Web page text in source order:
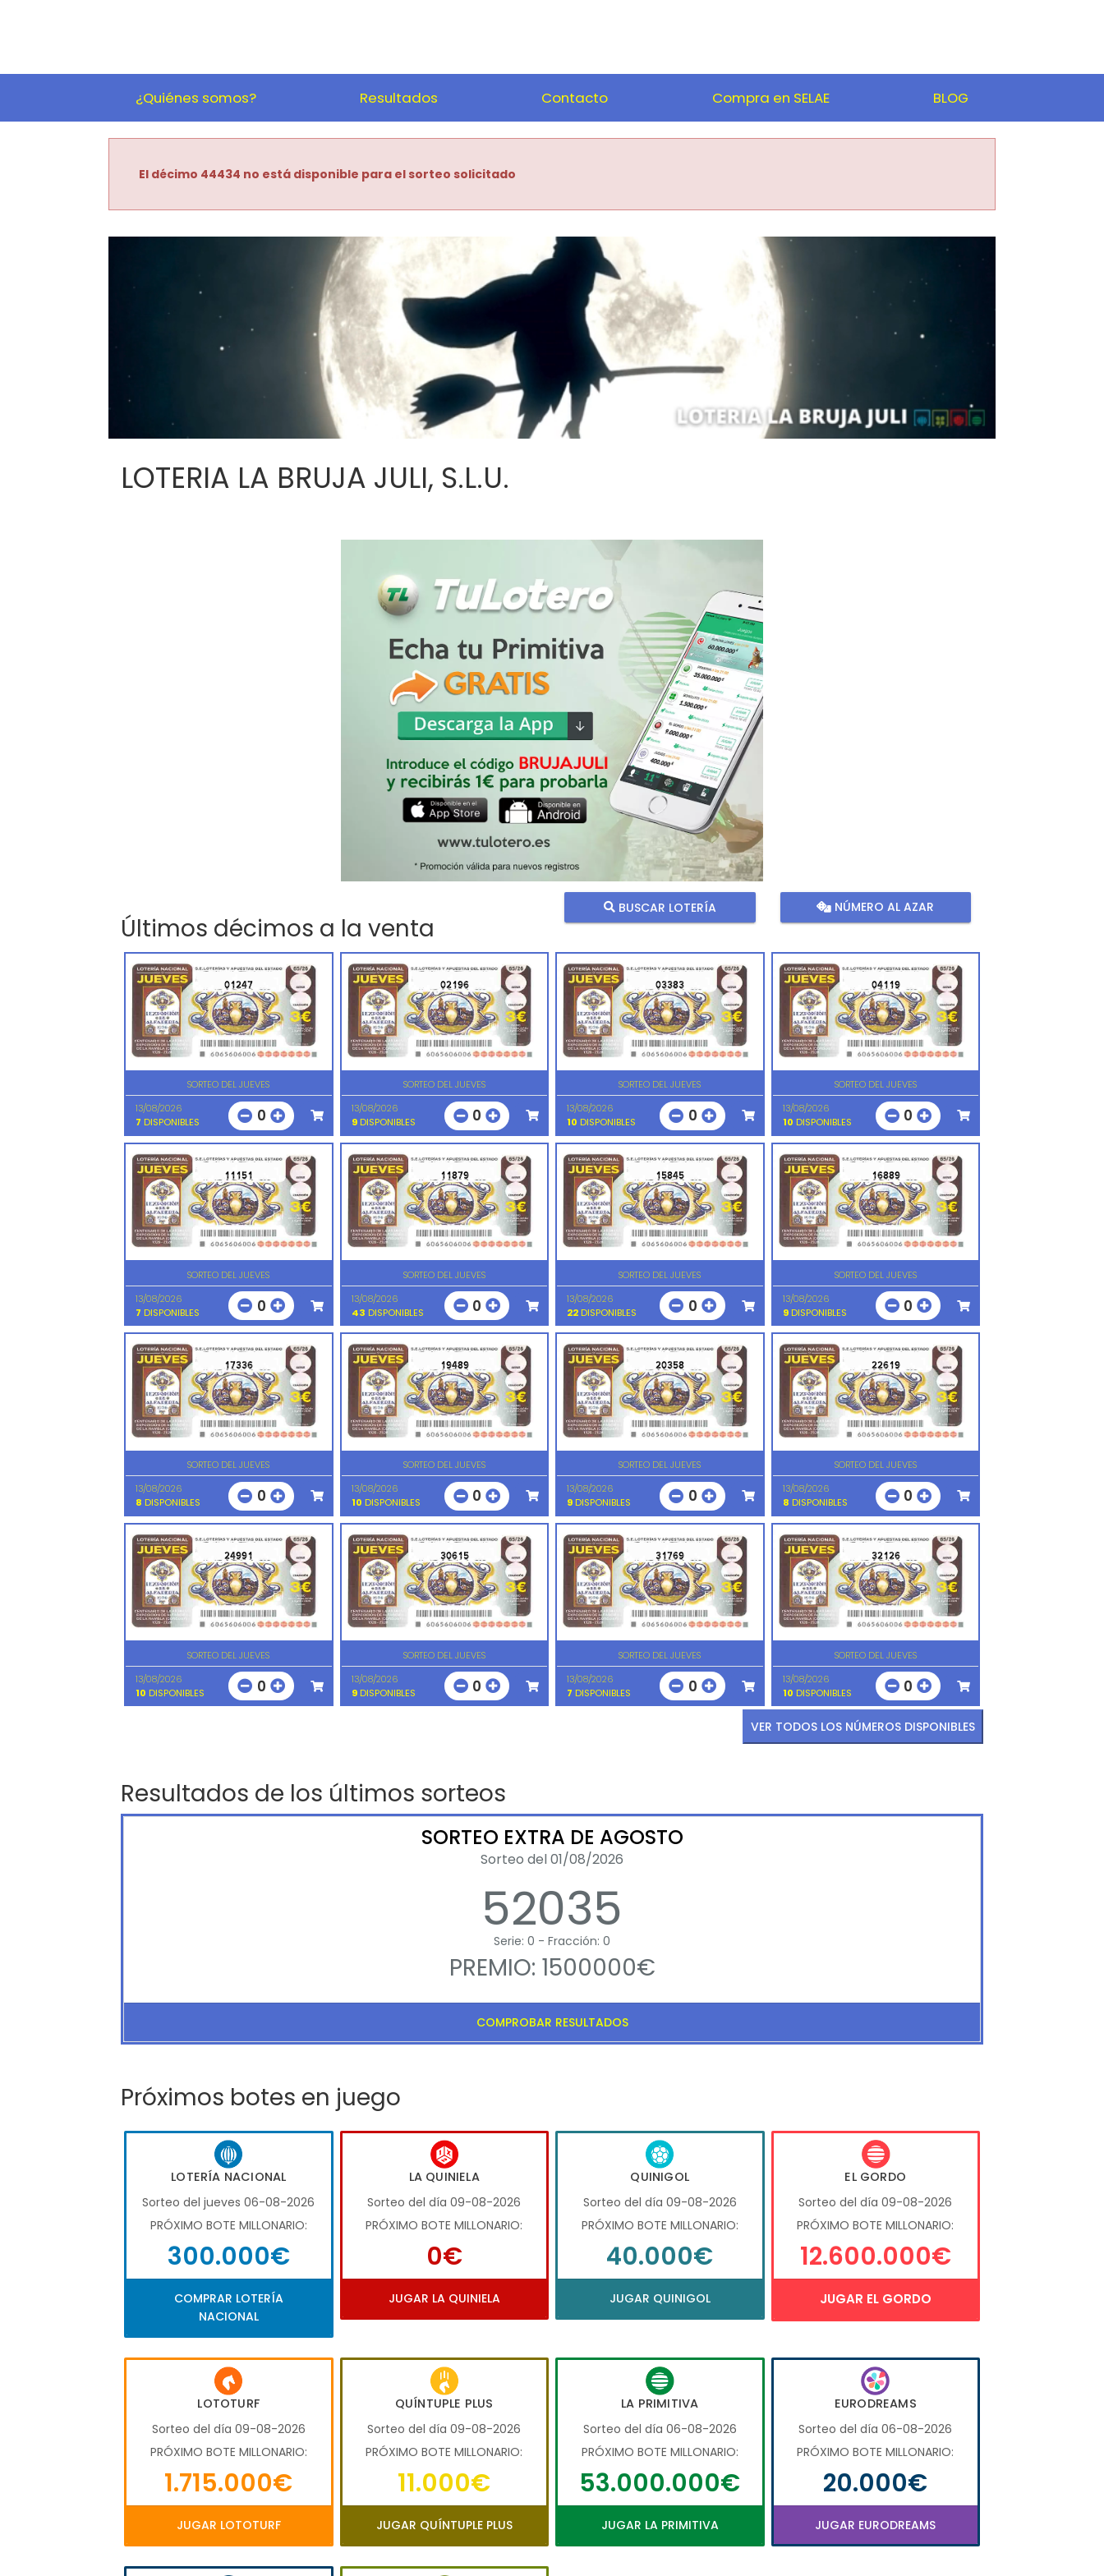
¿Quiénes somos? Resultados Contacto Compra en SELAE BLOG
El décimo 44434 no está disponible para el sorteo solicitado
LOTERIA LA BRUJA JULI, S.L.U.
Últimos décimos a la venta
BUSCAR LOTERÍA NÚMERO AL AZAR
01247
SORTEO DEL JUEVES
13/08/2026
7 DISPONIBLES 0
02196
SORTEO DEL JUEVES
13/08/2026
9DISPONIBLES 0
03383
SORTEO DEL JUEVES
13/08/2026
10 DISPONIBLES 0
04119
SORTEO DEL JUEVES
13/08/2026
10 DISPONIBLES 0
11151
SORTEO DEL JUEVES
13/08/2026
7 DISPONIBLES 0
11879
SORTEO DEL JUEVES
13/08/2026
43 DISPONIBLES 0
15845
SORTEO DEL JUEVES
13/08/2026
22 DISPONIBLES 0
16889
SORTEO DEL JUEVES
13/08/2026
9DISPONIBLES 0
17336
SORTEO DEL JUEVES
13/08/2026
8 DISPONIBLES 0
19489
SORTEO DEL JUEVES
13/08/2026
10 DISPONIBLES 0
20358
SORTEO DEL JUEVES
13/08/2026
9 DISPONIBLES 0
22619
SORTEO DEL JUEVES
13/08/2026
8 DISPONIBLES 0
24991
SORTEO DEL JUEVES
13/08/2026
10 DISPONIBLES 0
30615
SORTEO DEL JUEVES
13/08/2026
9DISPONIBLES 0
31769
SORTEO DEL JUEVES
13/08/2026
7 DISPONIBLES 0
32126
SORTEO DEL JUEVES
13/08/2026
10 DISPONIBLES 0
VER TODOS LOS NÚMEROS DISPONIBLES
Resultados de los últimos sorteos
SORTEO EXTRA DE AGOSTO
Sorteo del 01/08/2026
52035
Serie: 0 - Fracción: 0
PREMIO: 1500000€
COMPROBAR RESULTADOS
Próximos botes en juego
LOTERÍA NACIONAL
Sorteo del jueves 06-08-2026
PRÓXIMO BOTE MILLONARIO:
300.000€
COMPRAR LOTERÍA
NACIONAL
LA QUINIELA
Sorteo del día 09-08-2026
PRÓXIMO BOTE MILLONARIO:
0€
JUGAR LA QUINIELA
QUINIGOL
Sorteo del día 09-08-2026
PRÓXIMO BOTE MILLONARIO:
40.000€
JUGAR QUINIGOL
EL GORDO
Sorteo del día 09-08-2026
PRÓXIMO BOTE MILLONARIO:
12.600.000€
JUGAR EL GORDO
LOTOTURF
Sorteo del día 09-08-2026
PRÓXIMO BOTE MILLONARIO:
1.715.000€
JUGAR LOTOTURF
QUÍNTUPLE PLUS
Sorteo del día 09-08-2026
PRÓXIMO BOTE MILLONARIO:
11.000€
JUGAR QUÍNTUPLE PLUS
LA PRIMITIVA
Sorteo del día 06-08-2026
PRÓXIMO BOTE MILLONARIO:
53.000.000€
JUGAR LA PRIMITIVA
EURODREAMS
Sorteo del día 06-08-2026
PRÓXIMO BOTE MILLONARIO:
20.000€
JUGAR EURODREAMS